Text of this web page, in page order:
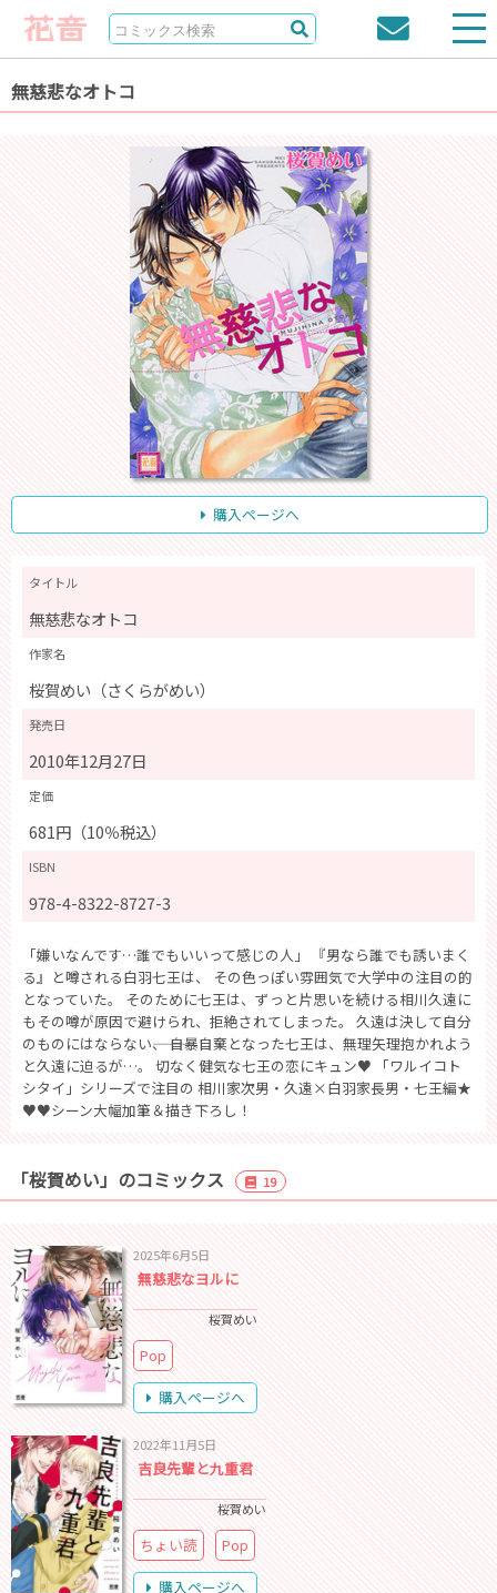
無慈悲なオトコ
購入ページへ
タイトル
無慈悲なオトコ
作家名
桜賀めい（さくらがめい）
発売日
2010年12月27日
定価
681円（10％税込）
ISBN
978-4-8322-8727-3
「嫌いなんです…誰でもいいって感じの人」 『男なら誰でも誘いまく
る』と噂される白羽七王は、 その色っぽい雰囲気で大学中の注目の的
となっていた。 そのために七王は、ずっと片思いを続ける相川久遠に
もその噂が原因で避けられ、拒絶されてしまった。 久遠は決して自分
のものにはならない―――、 自暴自棄となった七王は、無理矢理抱かれよう
と久遠に迫るが…。 切なく健気な七王の恋にキュン♥ 「ワルイコト
シタイ」シリーズで注目の 相川家次男・久遠×白羽家長男・七王編★
♥♥シーン大幅加筆＆描き下ろし！
「桜賀めい」のコミックス 19
2025年6月5日
無慈悲なヨルに
桜賀めい
Pop
購入ページへ
2022年11月5日
吉良先輩と九重君
桜賀めい
ちょい読
Pop
購入ページへ